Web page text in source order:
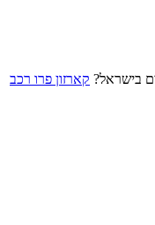
בישראל? קארזון פרו רכב